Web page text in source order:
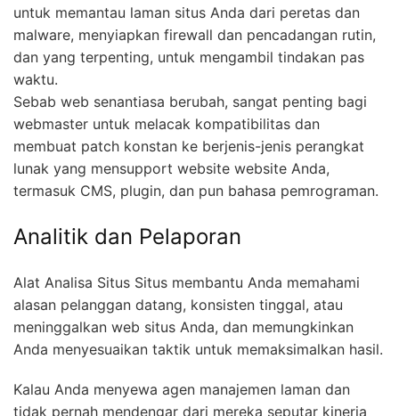
untuk memantau laman situs Anda dari peretas dan
malware, menyiapkan firewall dan pencadangan rutin,
dan yang terpenting, untuk mengambil tindakan pas
waktu.
Sebab web senantiasa berubah, sangat penting bagi
webmaster untuk melacak kompatibilitas dan
membuat patch konstan ke berjenis-jenis perangkat
lunak yang mensupport website website Anda,
termasuk CMS, plugin, dan pun bahasa pemrograman.
Analitik dan Pelaporan
Alat Analisa Situs Situs membantu Anda memahami
alasan pelanggan datang, konsisten tinggal, atau
meninggalkan web situs Anda, dan memungkinkan
Anda menyesuaikan taktik untuk memaksimalkan hasil.
Kalau Anda menyewa agen manajemen laman dan
tidak pernah mendengar dari mereka seputar kinerja